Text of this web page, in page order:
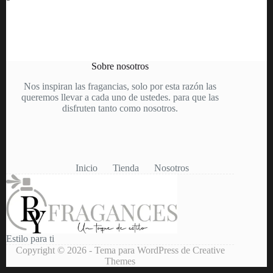
Sobre nosotros
Nos inspiran las fragancias, solo por esta razón las
queremos llevar a cada uno de ustedes. para que las
disfruten tanto como nosotros.
Inicio Tienda Nosotros
Estilo para ti
Copyright © 2026 - Tema para WordPress de Creative
Themes